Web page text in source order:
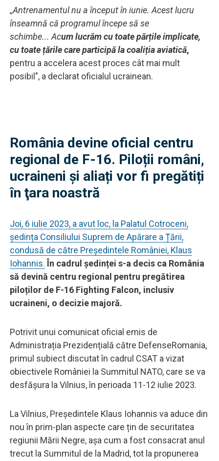
,,Antrenamentul nu a început în iunie. Acest lucru
înseamnă că programul începe să se
schimbe... Acum lucrăm cu toate părțile implicate,
cu toate țările care participă la coaliția aviatică,
pentru a accelera acest proces cât mai mult
posibil", a declarat oficialul ucrainean.
România devine oficial centru
regional de F-16. Piloții români,
ucraineni și aliați vor fi pregătiți
în ţara noastră
Joi, 6 iulie 2023, a avut loc, la Palatul Cotroceni,
ședința Consiliului Suprem de Apărare a Țării,
condusă de către Președintele României, Klaus
Iohannis. În cadrul ședinței s-a decis ca România
să devină centru regional pentru pregătirea
piloților de F-16 Fighting Falcon, inclusiv
ucraineni, o decizie majoră.
Potrivit unui comunicat oficial emis de
Administrația Prezidențială către DefenseRomania,
primul subiect discutat în cadrul CSAT a vizat
obiectivele României la Summitul NATO, care se va
desfășura la Vilnius, în perioada 11-12 iulie 2023.
La Vilnius, Președintele Klaus Iohannis va aduce din
nou în prim-plan aspecte care țin de securitatea
regiunii Mării Negre, așa cum a fost consacrat anul
trecut la Summitul de la Madrid, tot la propunerea